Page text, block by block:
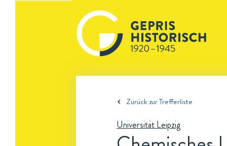
Zurück zur Trefferliste
Universität Leipzig